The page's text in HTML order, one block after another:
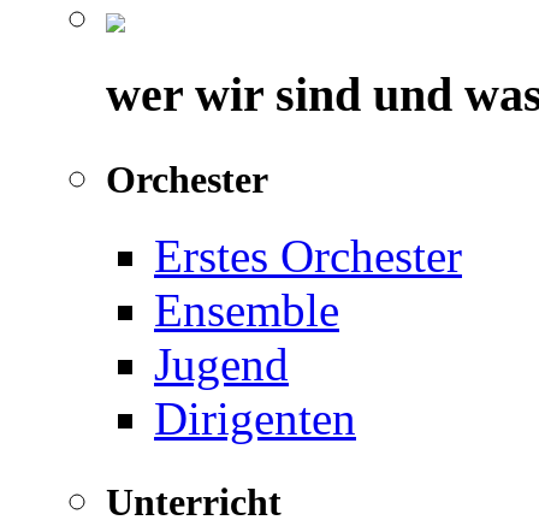
wer wir sind und
Orchester
Erstes Orchester
Ensemble
Jugend
Dirigenten
Unterricht